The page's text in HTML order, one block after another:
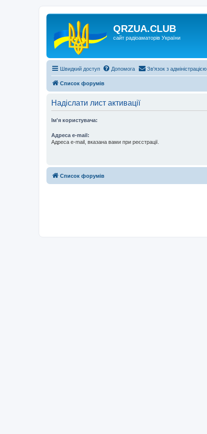
QRZUA.CLUB
сайт радіоаматорів України
Швидкий доступ Допомога Зв'язок з адміністрацією
Список форумів
Надіслати лист активації
Ім'я користувача:
Адреса e-mail:
Адреса e-mail, вказана вами при реєстрації.
Список форумів